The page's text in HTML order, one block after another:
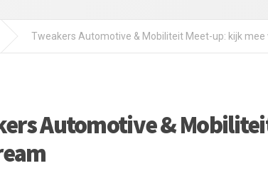
Tweakers Automotive & Mobiliteit Meet-up: kijk mee
Automotive &